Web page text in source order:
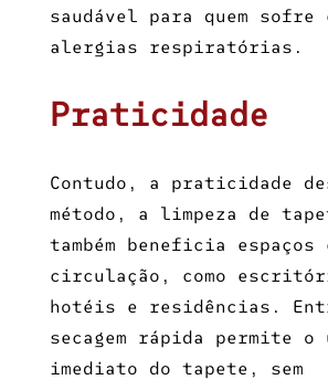
saudável para quem sofre
alergias respiratórias.
Praticidade
Contudo, a praticidade
método, a limpeza de
também beneficia espaços
circulação, como
hotéis e residências.
secagem rápida permite o
imediato do tapete, sem